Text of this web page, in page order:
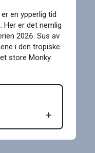
en ypperlig tid
Her er det nemlig
2026. Sus av
i den tropiske
store Monky